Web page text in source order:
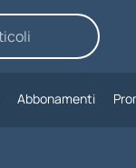
Abbonamenti